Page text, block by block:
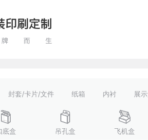
封套/卡片/文件 纸箱 内衬 展
底盒 吊孔盒 飞机盒